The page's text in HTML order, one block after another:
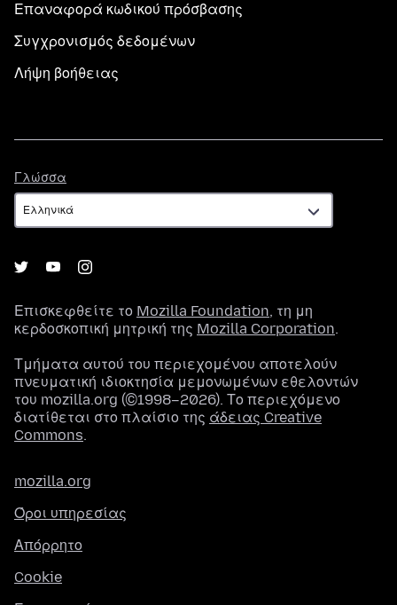
Επαναφορά κωδικού πρόσβασης
Συγχρονισμός δεδομένων
Λήψη βοήθειας
Γλώσσα
Επισκεφθείτε το Mozilla Foundation, τη μη
κερδοσκοπική μητρική της Mozilla Corporation.
Τμήματα αυτού του περιεχομένου αποτελούν
πνευματική ιδιοκτησία μεμονωμένων εθελοντών
του mozilla.org (©1998–2026). Το περιεχόμενο
διατίθεται στο πλαίσιο της άδειας Creative
Commons.
mozilla.org
Όροι υπηρεσίας
Απόρρητο
Cookie